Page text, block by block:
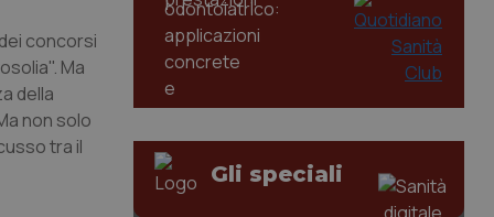
concorsi
Ma
della
non solo
tra il
Gli speciali